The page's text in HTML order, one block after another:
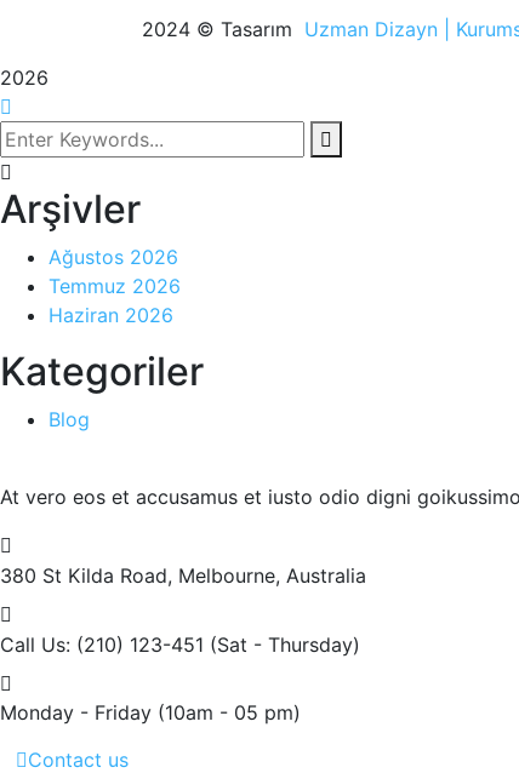
2024 © Tasarım Uzman Dizayn |
2026
Arşivler
Ağustos 2026
Temmuz 2026
Haziran 2026
Kategoriler
Blog
At vero eos et accusamus et iusto odio digni
380 St Kilda Road, Melbourne, Australia
Call Us: (210) 123-451 (Sat - Thursday)
Monday - Friday (10am - 05 pm)
Contact us